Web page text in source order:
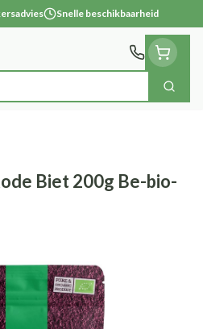
Snelle beschikbaarheid
Zoek
Biet 200g Be-bio-